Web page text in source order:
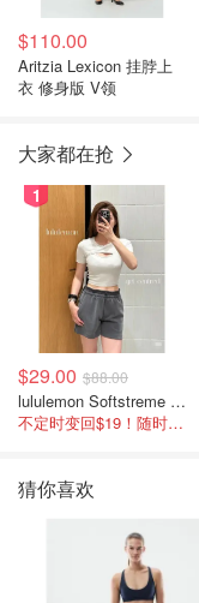
$110.00
Aritzia Lexicon 挂脖上
衣 修身版 V领
大家都在抢
1
$29.00 $88.00
lululemon Softstreme 女士高腰短裤 10cm
不定时变回$19！随时点进来看
猜你喜欢